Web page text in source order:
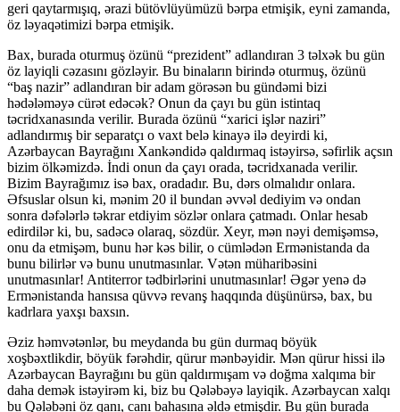
geri qaytarmışıq, ərazi bütövlüyümüzü bərpa etmişik, eyni zamanda,
öz ləyaqətimizi bərpa etmişik.
Bax, burada oturmuş özünü “prezident” adlandıran 3 təlxək bu gün
öz layiqli cəzasını gözləyir. Bu binaların birində oturmuş, özünü
“baş nazir” adlandıran bir adam görəsən bu gündəmi bizi
hədələməyə cürət edəcək? Onun da çayı bu gün istintaq
təcridxanasında verilir. Burada özünü “xarici işlər naziri”
adlandırmış bir separatçı o vaxt belə kinayə ilə deyirdi ki,
Azərbaycan Bayrağını Xankəndidə qaldırmaq istəyirsə, səfirlik açsın
bizim ölkəmizdə. İndi onun da çayı orada, təcridxanada verilir.
Bizim Bayrağımız isə bax, oradadır. Bu, dərs olmalıdır onlara.
Əfsuslar olsun ki, mənim 20 il bundan əvvəl dediyim və ondan
sonra dəfələrlə təkrar etdiyim sözlər onlara çatmadı. Onlar hesab
edirdilər ki, bu, sadəcə olaraq, sözdür. Xeyr, mən nəyi demişəmsə,
onu da etmişəm, bunu hər kəs bilir, o cümlədən Ermənistanda da
bunu bilirlər və bunu unutmasınlar. Vətən müharibəsini
unutmasınlar! Antiterror tədbirlərini unutmasınlar! Əgər yenə də
Ermənistanda hansısa qüvvə revanş haqqında düşünürsə, bax, bu
kadrlara yaxşı baxsın.
Əziz həmvətənlər, bu meydanda bu gün durmaq böyük
xoşbəxtlikdir, böyük fərəhdir, qürur mənbəyidir. Mən qürur hissi ilə
Azərbaycan Bayrağını bu gün qaldırmışam və doğma xalqıma bir
daha demək istəyirəm ki, biz bu Qələbəyə layiqik. Azərbaycan xalqı
bu Qələbəni öz qanı, canı bahasına əldə etmişdir. Bu gün burada